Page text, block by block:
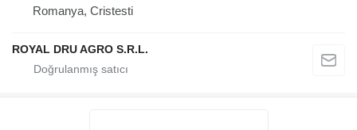
Romanya, Cristesti
ROYAL DRU AGRO S.R.L.